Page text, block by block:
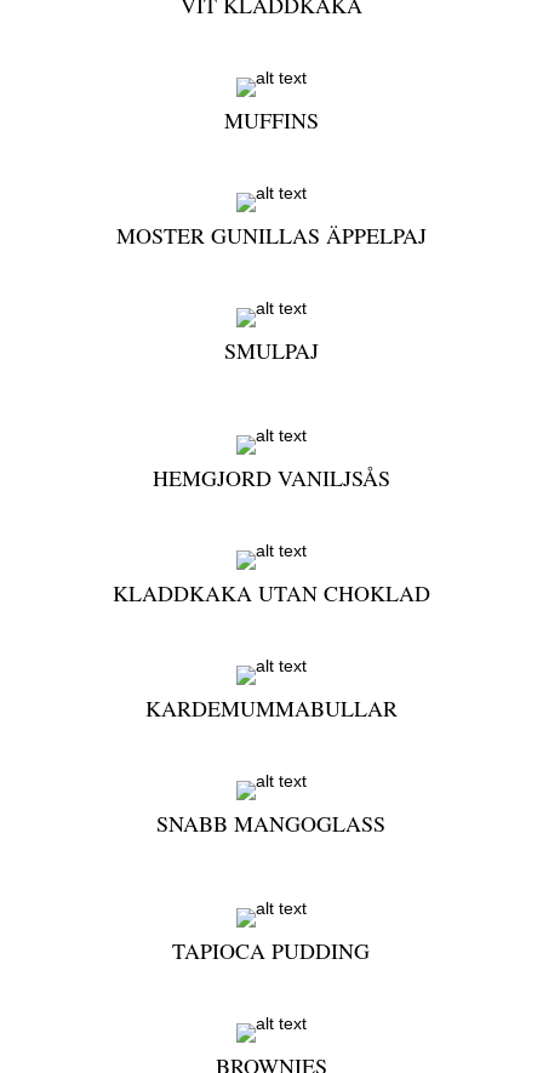
MUFFINS
MOSTER GUNILLAS ÄPPELPAJ
SMULPAJ
HEMGJORD VANILJSÅS
KLADDKAKA UTAN CHOKLAD
KARDEMUMMABULLAR
SNABB MANGOGLASS
TAPIOCA PUDDING
BROWNIES